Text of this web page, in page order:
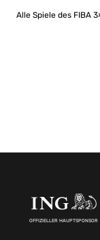
Alle Spiele des FIBA
OFFIZIELLER HAUPTSPONSOR